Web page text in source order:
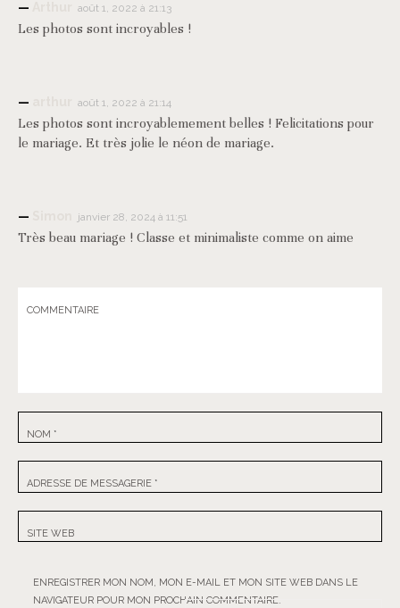
août 1, 2022 à 21:13
Les photos sont incroyables !
août 1, 2022 à 21:14
Les photos sont incroyablemement belles ! Felicitations pour
le mariage. Et très jolie le néon de mariage.
janvier 28, 2024 à 11:51
Très beau mariage ! Classe et minimaliste comme on aime
COMMENTAIRE
NOM *
ADRESSE DE MESSAGERIE *
SITE WEB
ENREGISTRER MON NOM, MON E-MAIL ET MON SITE WEB DANS LE
NAVIGATEUR POUR MON PROCHAIN COMMENTAIRE.